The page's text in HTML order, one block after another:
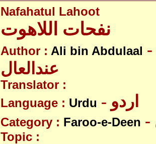
Nafahatul Lahoot
نفحات اللاھوت
Author : Ali bin Abdulaal - علی بن
عندالعال
Translator :
Language : Urdu - اردو
Category : Faroo-e-Deen
Topic :